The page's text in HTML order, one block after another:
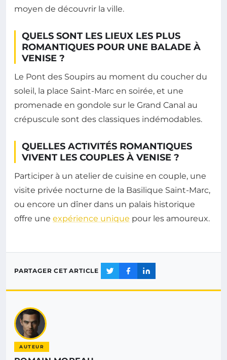
moyen de découvrir la ville.
QUELS SONT LES LIEUX LES PLUS
ROMANTIQUES POUR UNE BALADE À
VENISE ?
Le Pont des Soupirs au moment du coucher du
soleil, la place Saint-Marc en soirée, et une
promenade en gondole sur le Grand Canal au
crépuscule sont des classiques indémodables.
QUELLES ACTIVITÉS ROMANTIQUES
VIVENT LES COUPLES À VENISE ?
Participer à un atelier de cuisine en couple, une
visite privée nocturne de la Basilique Saint-Marc,
ou encore un dîner dans un palais historique
offre une expérience unique pour les amoureux.
PARTAGER CET ARTICLE
AUTEUR